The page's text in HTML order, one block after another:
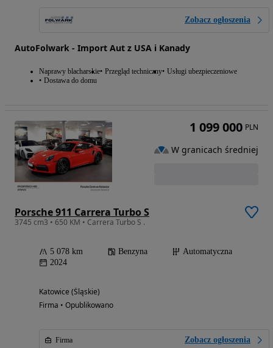
Zobacz ogłoszenia
AutoFolwark - Import Aut z USA i Kanady
Naprawy blacharskie Przegląd techniczny Usługi ubezpieczeniowe
Dostawa do domu
Porsche 911 Carrera Turbo S
3745 cm3 • 650 KM • Carrera Turbo S .
5 078 km Benzyna
Automatyczna
2024
Katowice (Śląskie)
Firma • Opublikowano
Firma Zobacz ogłoszenia
1 099 000 PLN
W granicach średniej